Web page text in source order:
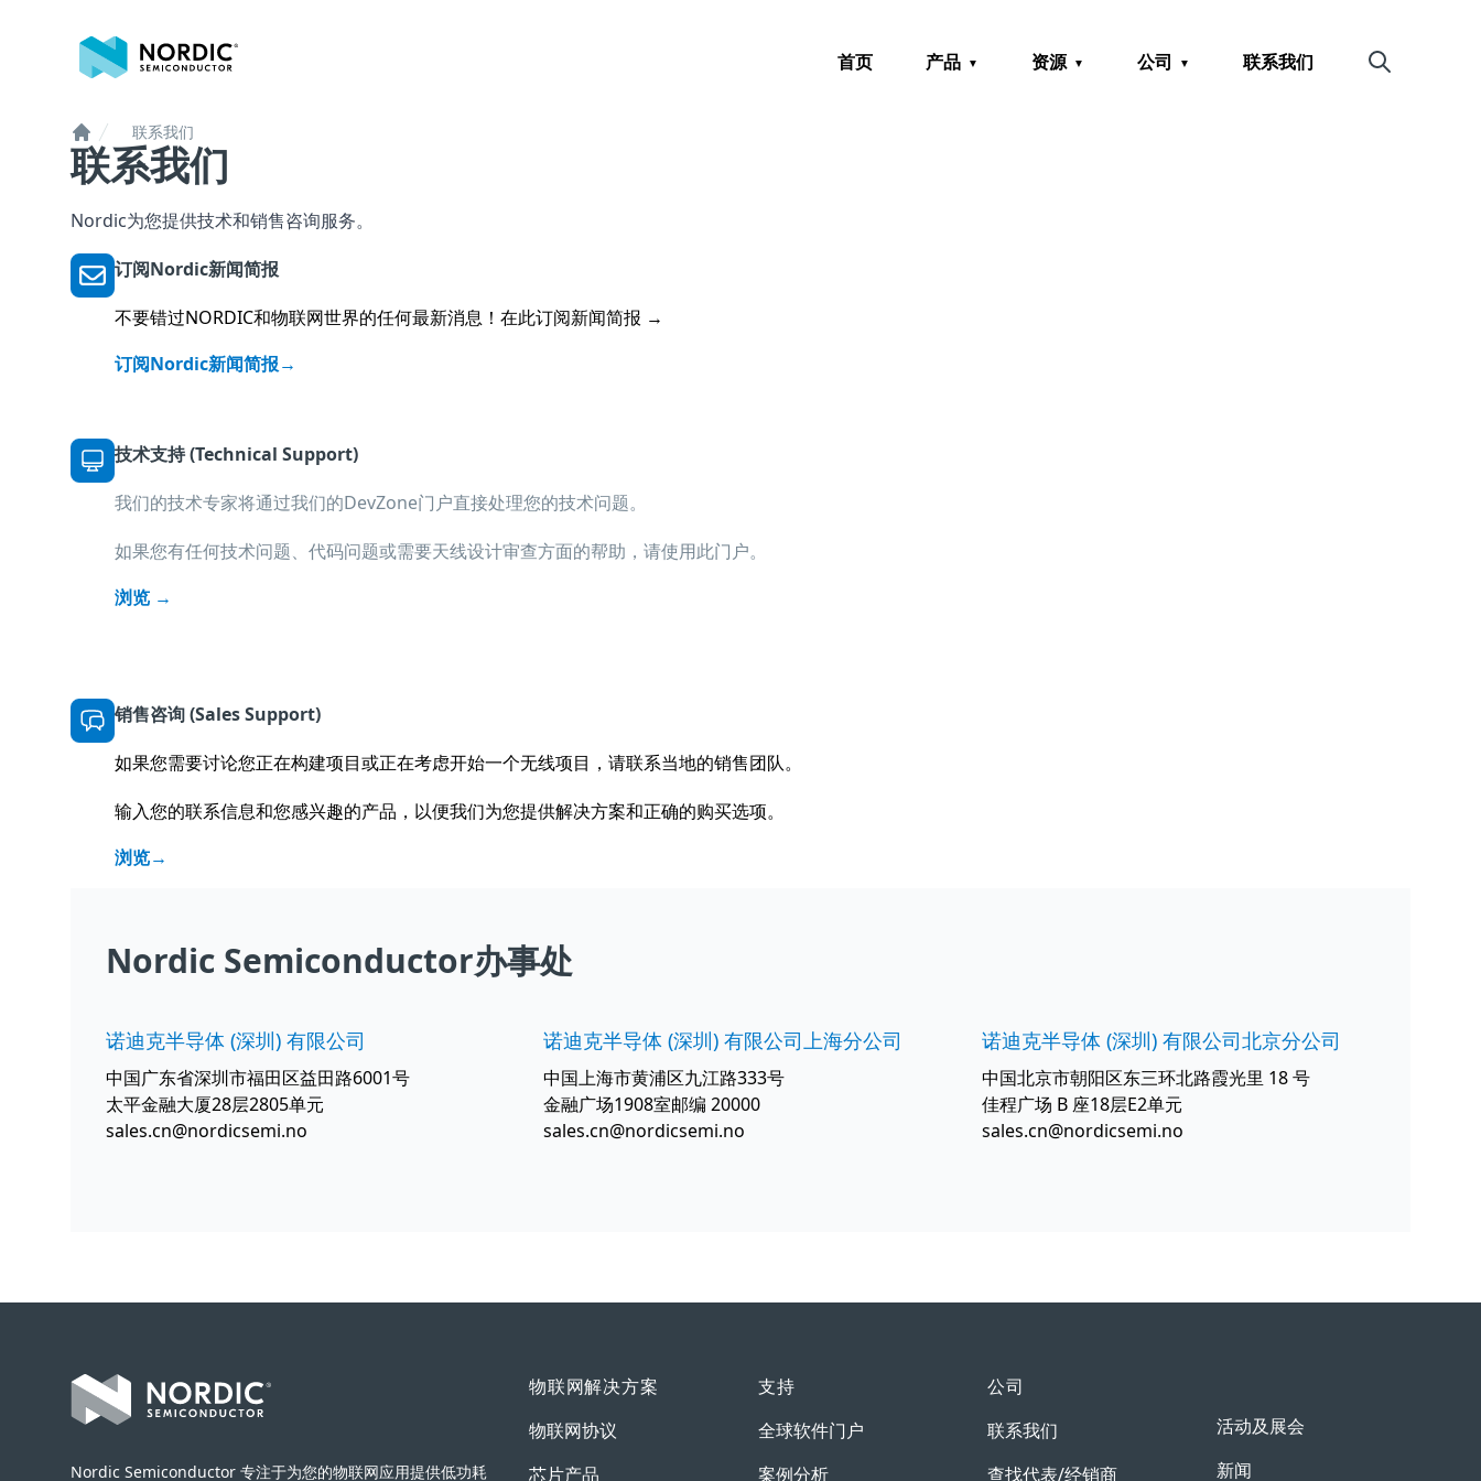
首页 产品 资源 公司
联系我们
Home
联系我们
联系我们
Nordic为您提供技术和销售咨询服务。
订阅Nordic新闻简报
不要错过NORDIC和物联网世界的任何最新消息！在此订阅新闻简报 →
订阅Nordic新闻简报→
技术支持 (Technical Support)
我们的技术专家将通过我们的DevZone门户直接处理您的技术问题。
如果您有任何技术问题、代码问题或需要天线设计审查方面的帮助，请使用此门户。
浏览 →
销售咨询 (Sales Support)
如果您需要讨论您正在构建项目或正在考虑开始一个无线项目，请联系当地的销售团队。
输入您的联系信息和您感兴趣的产品，以便我们为您提供解决方案和正确的购买选项。
浏览→
Nordic Semiconductor办事处
诺迪克半导体 (深圳) 有限公司
中国广东省深圳市福田区益田路6001号
太平金融大厦28层2805单元
sales.cn@nordicsemi.no
诺迪克半导体 (深圳) 有限公司上海分公司
中国上海市黄浦区九江路333号
金融广场1908室邮编 20000
sales.cn@nordicsemi.no
诺迪克半导体 (深圳) 有限公司北京分公司
中国北京市朝阳区东三环北路霞光里 18 号
佳程广场 B 座18层E2单元
sales.cn@nordicsemi.no
Nordic Semiconductor 专注于为您的物联网应用提供低功耗
物联网解决方案
物联网协议
芯片产品
支持
全球软件门户
案例分析
公司
联系我们
查找代表/经销商
活动及展会
新闻